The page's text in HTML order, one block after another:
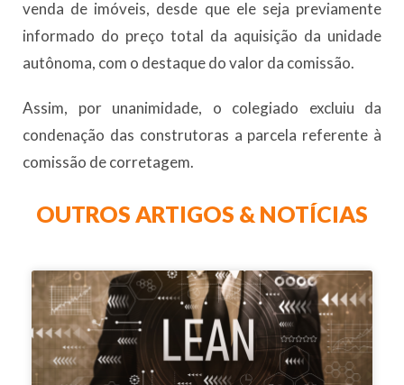
venda de imóveis, desde que ele seja previamente
informado do preço total da aquisição da unidade
autônoma, com o destaque do valor da comissão.
Assim, por unanimidade, o colegiado excluiu da
condenação das construtoras a parcela referente à
comissão de corretagem.
OUTROS ARTIGOS & NOTÍCIAS